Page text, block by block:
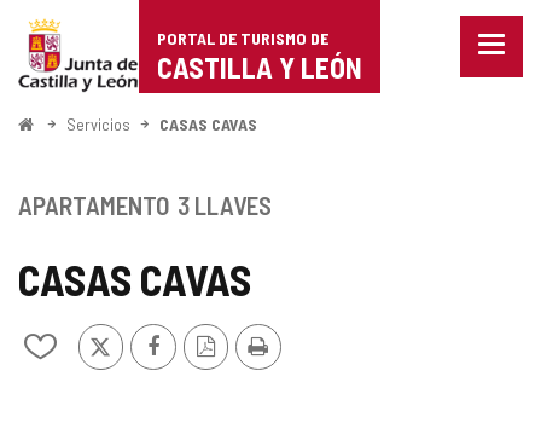
Portal
de
Turismo
Castilla
León
PORTAL DE TURISMO DE
CASTILLA Y LEÓN
Menu
InicioServicios CASAS CAVAS
CASAS CAVAS
Añadir/quitar
X FacebookVersión
PDF
Imprimir
APARTAMENTO 3 LLAVES